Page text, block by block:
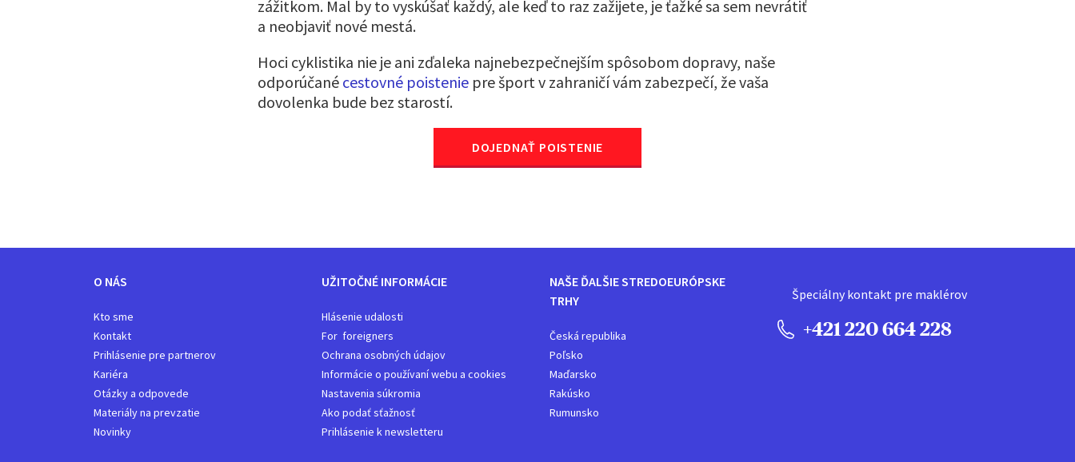
zážitkom. Mal by to vyskúšať každý, ale keď to raz zažijete, je ťažké sa sem nevrátiť
a neobjaviť nové mestá.
Hoci cyklistika nie je ani zďaleka najnebezpečnejším spôsobom dopravy, naše
odporúčané cestovné poistenie pre šport v zahraničí vám zabezpečí, že vaša
dovolenka bude bez starostí.
DOJEDNAŤ POISTENIE
O NÁS
Kto sme
Kontakt
Prihlásenie pre partnerov
Kariéra
Otázky a odpovede
Materiály na prevzatie
Novinky
UŽITOČNÉ INFORMÁCIE
Hlásenie udalosti
For foreigners
Ochrana osobných údajov
Informácie o používaní webu a cookies
Nastavenia súkromia
Ako podať sťažnosť
Prihlásenie k newsletteru
NAŠE ĎALŠIE STREDOEURÓPSKE
TRHY
Česká republika
Poľsko
Maďarsko
Rakúsko
Rumunsko
Špeciálny kontakt pre maklérov
+421 220 664 228